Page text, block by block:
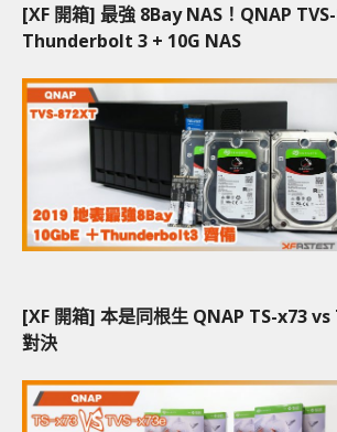
[XF 開箱] 最強 8Bay NAS！QNAP
Thunderbolt 3 + 10G NAS
[XF 開箱] 本是同根生 QNAP TS-x73
對決